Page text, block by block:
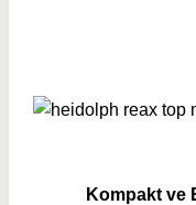
Kompakt ve